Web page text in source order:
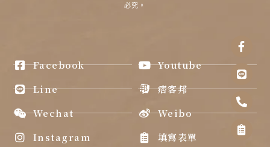
必究。
Facebook
Line
Wechat
Instagram
Youtube
痞客邦
Weibo
填寫表單
f
Line
alt
list
up